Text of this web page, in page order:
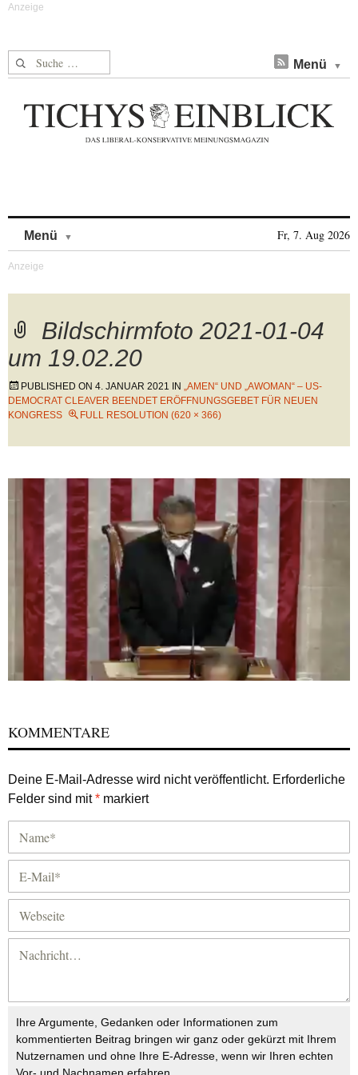
Suche nach: Menü
Menü Fr, 7. Aug 2026
Bildschirmfoto 2021-01-04
um 19.02.20
PUBLISHED ON 4. JANUAR 2021 IN „AMEN“ UND „AWOMAN“ – US-
DEMOCRAT CLEAVER BEENDET ERÖFFNUNGSGEBET FÜR NEUEN
KONGRESS
FULL RESOLUTION (620 × 366)
KOMMENTARE
Deine E-Mail-Adresse wird nicht veröffentlicht. Erforderliche
Felder sind mit* markiert
Ihre Argumente, Gedanken oder Informationen zum
kommentierten Beitrag bringen wir ganz oder gekürzt mit Ihrem
Nutzernamen und ohne Ihre E-Adresse, wenn wir Ihren echten
Vor- und Nachnamen erfahren.